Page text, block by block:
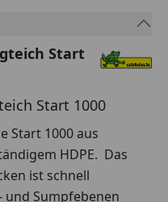
Start
Start 1000
Start 1000 aus
HDPE. Das
ist schnell
Sumpfebenen